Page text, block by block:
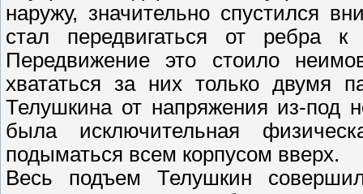
наружу, значительно спустился
стал передвигаться от ребра
Передвижение это стоило
хвататься за них только двумя
Телушкина от напряжения из-под
была исключительная
подыматься всем корпусом вверх.
Весь подъем Телушкин